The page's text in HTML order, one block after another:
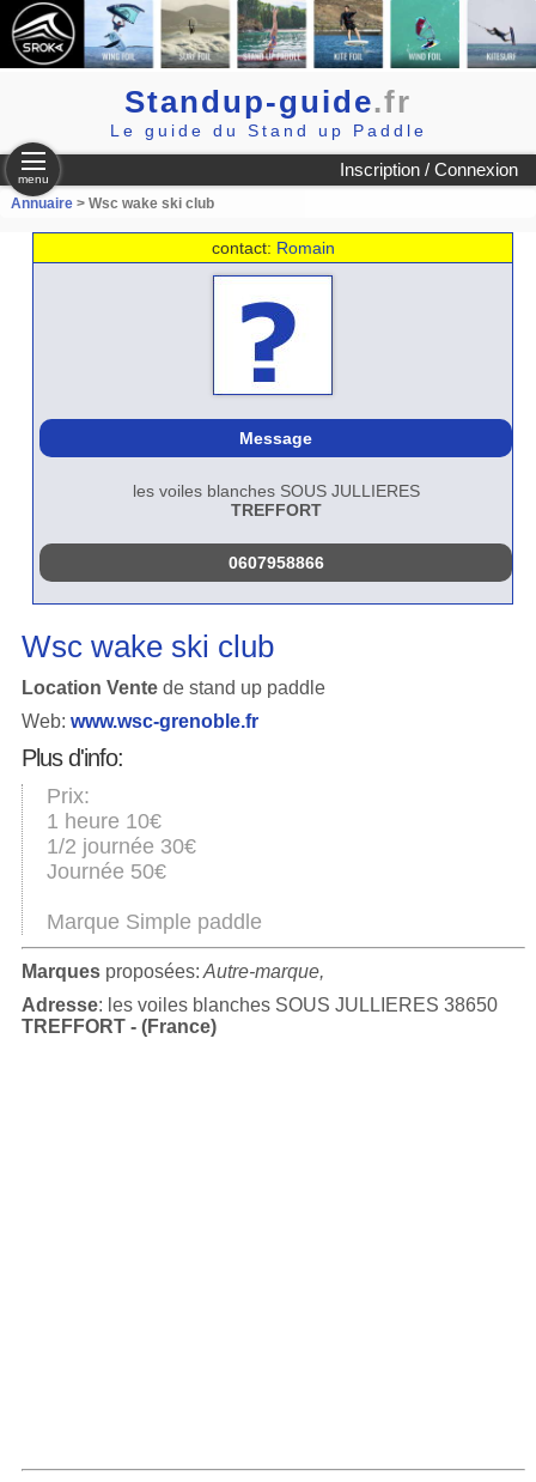
Standup-guide.fr
Le guide du Stand up Paddle
Inscription / Connexion
menu
Annuaire> Wsc wake ski club
contact: Romain
Message
les voiles blanches SOUS JULLIERES
TREFFORT
0607958866
Wsc wake ski club
Location Vente de stand up paddle
Web: www.wsc-grenoble.fr
Plus d'info:
Prix:
1 heure 10€
1/2 journée 30€
Journée 50€
Marque Simple paddle
Marquesproposées: Autre-marque,
Adresse: les voiles blanches SOUS JULLIERES 38650
TREFFORT - (France)